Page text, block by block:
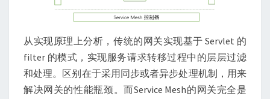
从实现原理上分析，传统的网关实现基于 Servlet 的
filter 的模式，实现服务请求转移过程中的层层过滤
和处理。区别在于采用同步或者异步处理机制，用来
解决网关的性能瓶颈。而Service Mesh的网关完全是